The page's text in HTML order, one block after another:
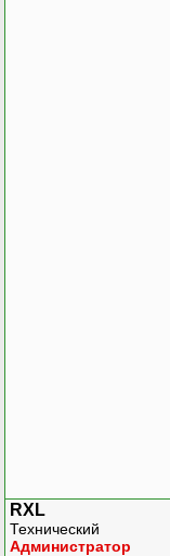
RXL
Технический
Администратор